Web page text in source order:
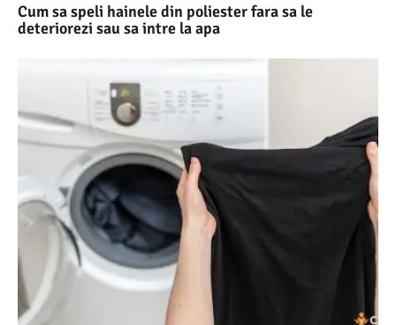
Cum sa speli hainele din poliester fara sa le
deteriorezi sau sa intre la apa